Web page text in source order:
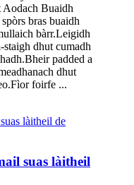
Aodach Buaidh
bras buaidh
bàrr.Leigidh
staigh dhut cumadh
padded a
dhut
foirfe ...
suas làitheil